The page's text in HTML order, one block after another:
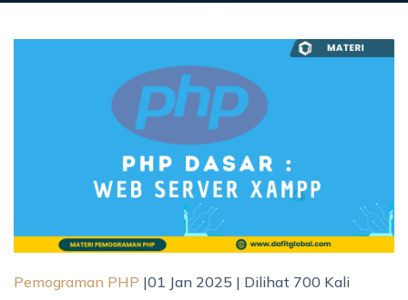
Pemograman PHP |01 Jan 2025 | Dilihat 700 Kali